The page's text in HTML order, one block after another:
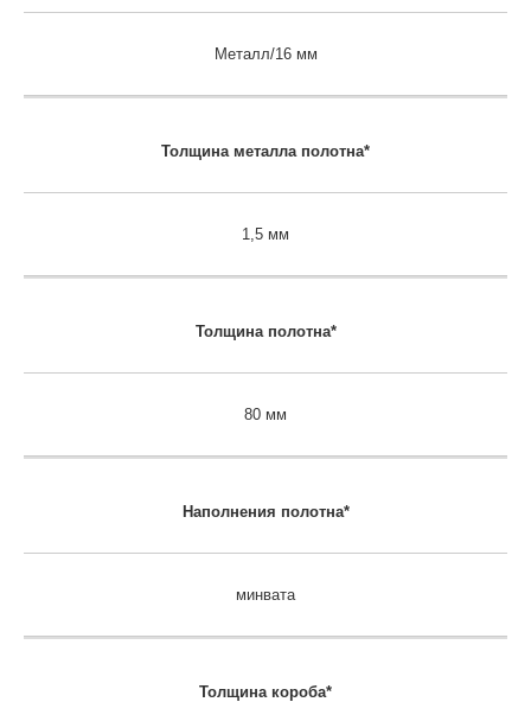
Металл/16 мм
Толщина металла полотна*
1,5 мм
Толщина полотна*
80 мм
Наполнения полотна*
минвата
Толщина короба*